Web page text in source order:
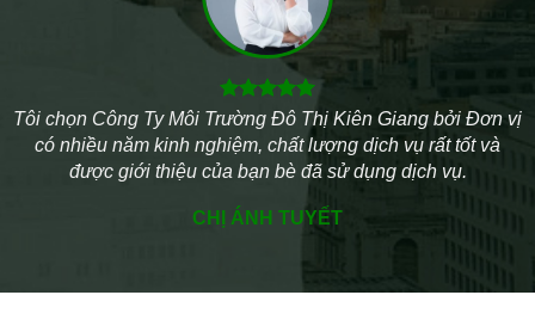
Tôi chọn Công Ty Môi Trường Đô Thị Kiên Giang bởi Đơn vị
có nhiều năm kinh nghiệm, chất lượng dịch vụ rất tốt và
được giới thiệu của bạn bè đã sử dụng dịch vụ.
CHỊ ÁNH TUYẾT